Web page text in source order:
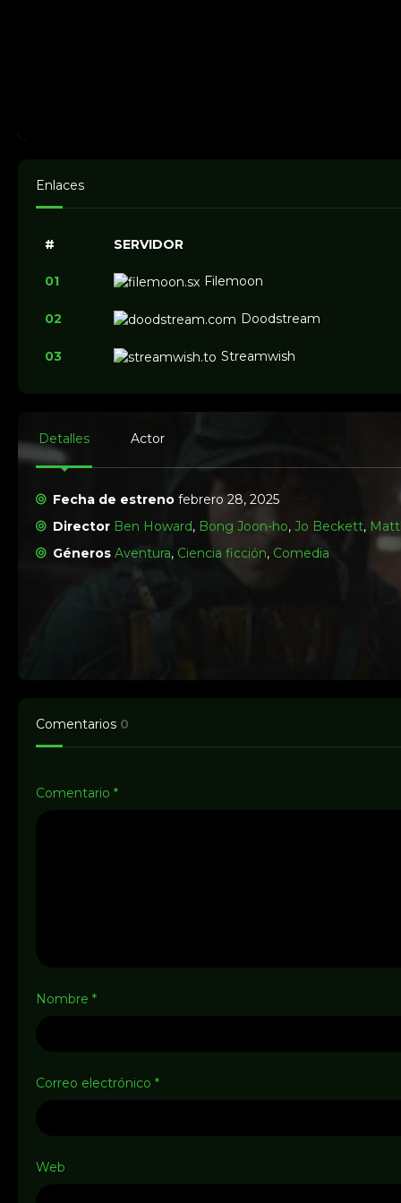
Enlaces
# SERVIDOR
01 Filemoon
02 Doodstream
03 Streamwish
Detalles Actor
Fecha de estreno febrero 28, 2025
Director Ben Howard, Bong Joon-ho,Jo Beckett,
Géneros Aventura, Ciencia ficción, Comedia
Comentarios 0
Comentario *
Nombre *
Correo electrónico *
Web